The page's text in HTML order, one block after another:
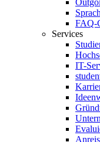
FAQ-
Services
IT-